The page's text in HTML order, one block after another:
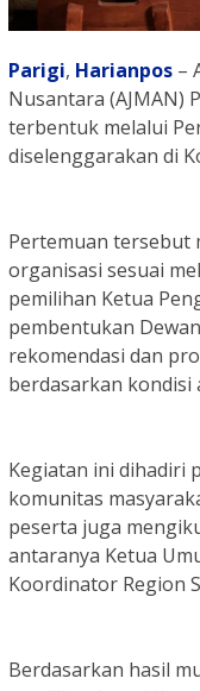
Parigi, Harianpos –
Nusantara (AJMAN)
terbentuk melalui
diselenggarakan di
Pertemuan tersebut
organisasi sesuai
pemilihan Ketua
pembentukan
rekomendasi dan
berdasarkan kondisi
Kegiatan ini dihadiri
komunitas
peserta juga
antaranya Ketua
Koordinator Region
Berdasarkan hasil